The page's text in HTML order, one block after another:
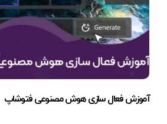
آموزش فعال سازی هوش مصنوعی فتوشاپ